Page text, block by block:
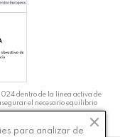
dentro de la línea activa de
el necesario equilibrio
para analizar de